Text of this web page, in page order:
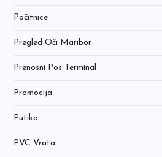
Počitnice
Pregled Oči Maribor
Prenosni Pos Terminal
Promocija
Putika
PVC Vrata